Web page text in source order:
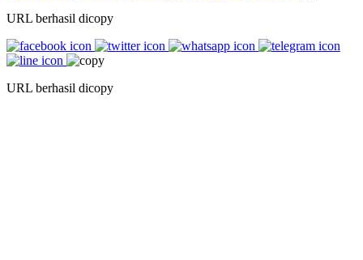
URL berhasil dicopy
URL berhasil dicopy